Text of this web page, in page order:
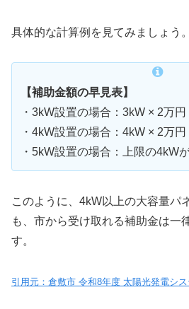
具体的な計算例を見てみましょう。
【補助金額の早見表】
・3kW設置の場合：3kW × 2万円
・4kW設置の場合：4kW × 2万円
・5kW設置の場合：上限の4kW
このように、4kW以上の大容量パ
も、市から受け取れる補助金は一
す。
引用元：倉敷市 令和8年度 太陽光発電シ